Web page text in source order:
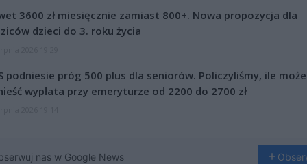
3600 zł miesięcznie zamiast 800+. Nowa propozycja dla
dzieci do 3. roku życia
podniesie próg 500 plus dla seniorów. Policzyliśmy, ile może
wypłata przy emeryturze od 2200 do 2700 zł
nas w Google News